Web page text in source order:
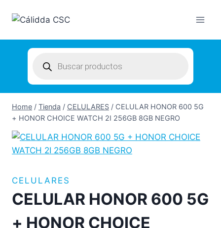
search
Home / Tienda / CELULARES / CELULAR HONOR 600 5G
+ HONOR CHOICE WATCH 2I 256GB 8GB NEGRO
CELULARES
CELULAR HONOR 600 5G
+ HONOR CHOICE